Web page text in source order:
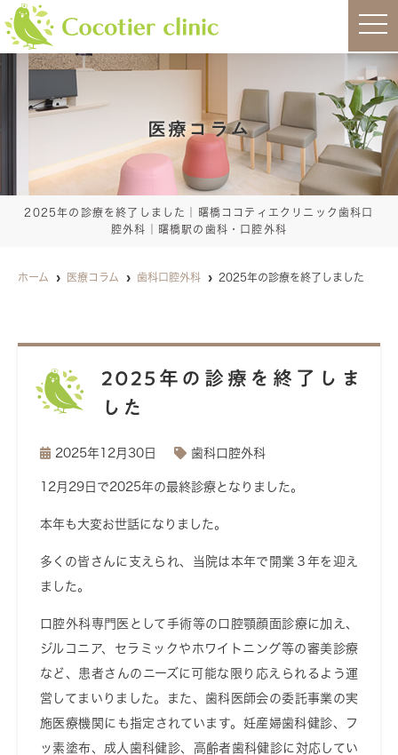
医療コラム
2025年の診療を終了しました｜曙橋ココティエクリニック歯科口
腔外科｜曙橋駅の歯科・口腔外科
t
o
e
n
a
v
i
g
a
t
i
ホーム 医療コラム 歯科口腔外科 2025年の診療を終了しました
2025年の診療を終了しま
した
2025年12月30日 歯科口腔外科
12月29日で2025年の最終診療となりました。
本年も大変お世話になりました。
多くの皆さんに支えられ、当院は本年で開業３年を迎え
ました。
口腔外科専門医として手術等の口腔顎顔面診療に加え、
ジルコニア、セラミックやホワイトニング等の審美診療
など、患者さんのニーズに可能な限り応えられるよう運
営してまいりました。また、歯科医師会の委託事業の実
施医療機関にも指定されています。妊産婦歯科健診、フ
ッ素塗布、成人歯科健診、高齢者歯科健診に対応してい